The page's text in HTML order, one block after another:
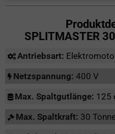
SPLITMASTER
Antriebsart:
Netzspannung: 400 V
Max. Spaltgutlänge: 125
Max. Spaltkraft: 30